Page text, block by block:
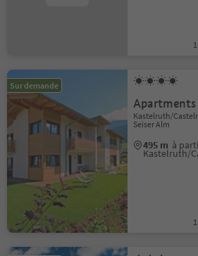
Sur demande
Apartments
Kastelruth/
Seiser Alm
495 m à
Kastelruth/